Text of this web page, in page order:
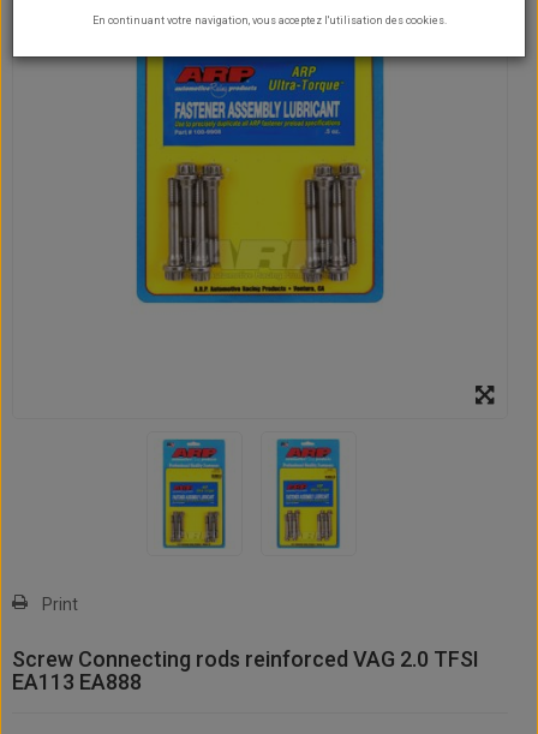
Print
Screw Connecting rods reinforced VAG 2.0 TFSI
EA113 EA888
En continuant votre navigation, vous acceptez l'utilisation des cookies.